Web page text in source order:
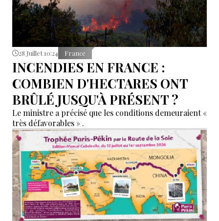
28 Juillet 10:24 France
INCENDIES EN FRANCE :
COMBIEN D'HECTARES ONT
BRÛLÉ JUSQU'À PRÉSENT ?
Le ministre a précisé que les conditions demeuraient «
très défavorables » .